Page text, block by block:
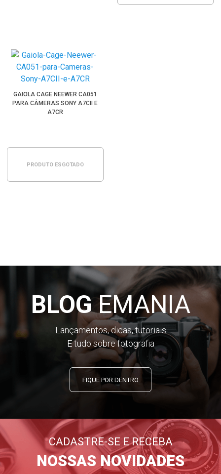
GAIOLA CAGE NEEWER CA051
PARA CÂMERAS SONY A7CII E
A7CR
PRODUTO ESGOTADO
BLOGEMANIA
Lançamentos, dicas, tutoriais
E tudo sobre fotografia
FIQUE POR DENTRO
CADASTRE-SE E RECEBA
NOSSAS NOVIDADES